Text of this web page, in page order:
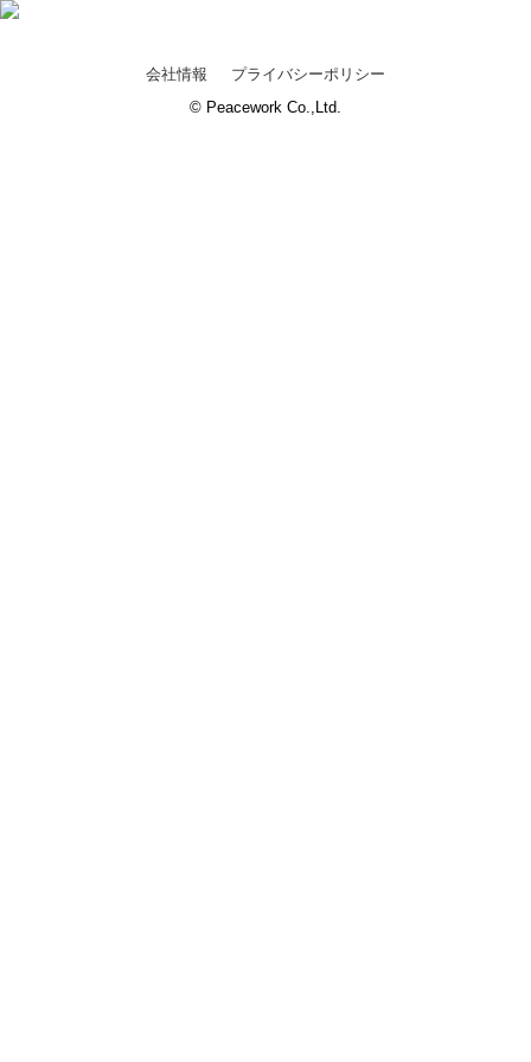
会社情報
プライバシーポリシー
© Peacework Co.,Ltd.